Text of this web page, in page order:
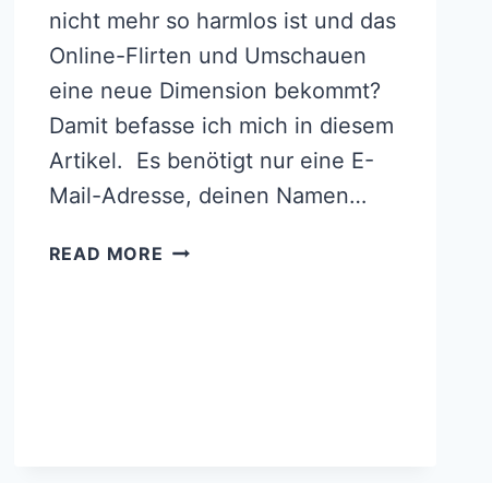
nicht mehr so harmlos ist und das
Online-Flirten und Umschauen
eine neue Dimension bekommt?
Damit befasse ich mich in diesem
Artikel. Es benötigt nur eine E-
Mail-Adresse, deinen Namen…
READ MORE DORT,